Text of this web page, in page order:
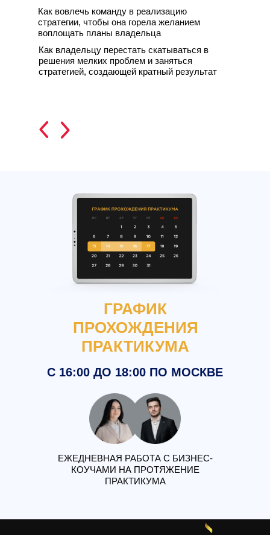
Как владельцу перестать скатываться в
решения мелких проблем и заняться
стратегией, создающей кратный результат
Как вовлечь команду в реализацию
стратегии, чтобы она горела желанием
воплощать планы владельца
С 16:00 ДО 18:00 ПО МОСКВЕ
ЕЖЕДНЕВНАЯ РАБОТА С БИЗНЕС-
КОУЧАМИ НА ПРОТЯЖЕНИЕ
ПРАКТИКУМА
ГРАФИК
ПРОХОЖДЕНИЯ
ПРАКТИКУМА